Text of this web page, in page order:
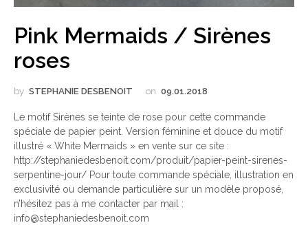
Pink Mermaids / Sirènes
roses
by STEPHANIE DESBENOIT on 09.01.2018
Le motif Sirènes se teinte de rose pour cette commande
spéciale de papier peint. Version féminine et douce du motif
illustré « White Mermaids » en vente sur ce site :
http://stephaniedesbenoit.com/produit/papier-peint-sirenes-
serpentine-jour/ Pour toute commande spéciale, illustration en
exclusivité ou demande particulière sur un modèle proposé,
n’hésitez pas à me contacter par mail :
info@stephaniedesbenoit.com